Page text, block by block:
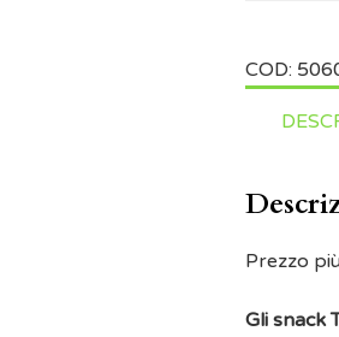
COD:
Prezzo
Gli snack